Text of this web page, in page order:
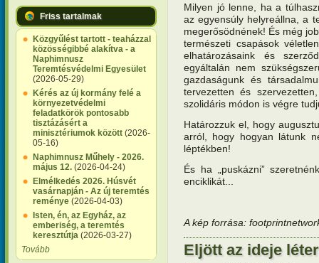
Friss tartalmak
Közgyűlést tartott - teaházzal
közösségibbé alakítva - a
Naphimnusz
Teremtésvédelmi Egyesület
(2026-05-29)
Kérés az új kormány felé a
környezetvédelmi
feladatkörök pontosabb
tisztázásért a
minisztériumok között (2026-
05-16)
Naphimnusz Műhely - 2026.
május 12. (2026-04-24)
Elmélkedés 2026. Húsvét
vasárnapján - Az új teremtés
reménye (2026-04-03)
Isten, én, az Egyház, az
emberiség, a teremtés
keresztútja (2026-03-27)
Tovább
Milyen jó lenne, ha a
az egyensúly helyreállna, a
megerősödnének! És még
természeti csapások
elhatározásaink és
egyáltalán nem
gazdaságunk és
tervezetten és
szolidáris módon is végre
Határozzuk el, hogy
arról, hogy hogyan látunk
léptékben!
És ha „puskázni”
enciklikát...
A kép forrása:
Eljött az ideje